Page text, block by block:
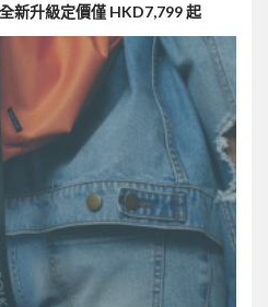
新升級定價僅 HKD7,799 起